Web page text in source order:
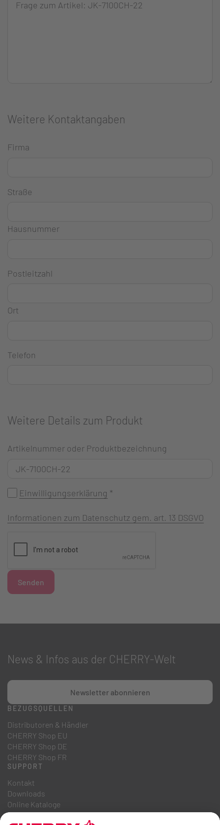
Weitere Kontaktangaben
Firma
Straße
Hausnummer
Postleitzahl
Ort
Telefon
Weitere Details zum Produkt
Artikelnummer oder Produktbezeichnung
Einwilligungserklärung *
Informationen zum Datenschutz gem. art. 13 DSGVO
Senden
News & Infos aus der CHERRY-Welt
Newsletter abonnieren
BEZUGSQUELLEN
Distributoren & Händler
CHERRY Shop EU
CHERRY Shop DE
CHERRY Shop FR
SUPPORT
Kontakt
Downloads
Online Kataloge
FAQ